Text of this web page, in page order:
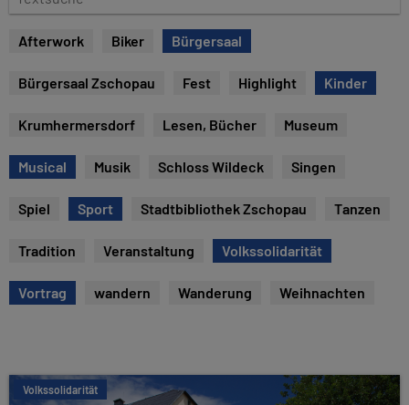
e
e
Afterwork Biker Bürgersaal
Bürgersaal Zschopau Fest Highlight Kinder
Krumhermersdorf Lesen, Bücher Museum
Musical Musik Schloss Wildeck Singen
Spiel Sport Stadtbibliothek Zschopau Tanzen
Tradition Veranstaltung Volkssolidarität
Vortrag wandern Wanderung Weihnachten
Volkssolidarität